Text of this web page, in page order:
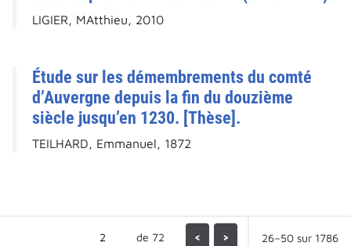
LIGIER, MAtthieu, 2010
Étude sur les démembrements du comté
d’Auvergne depuis la fin du douzième
siècle jusqu’en 1230. [Thèse].
TEILHARD, Emmanuel, 1872
de 72 < > 26–50 sur 1786